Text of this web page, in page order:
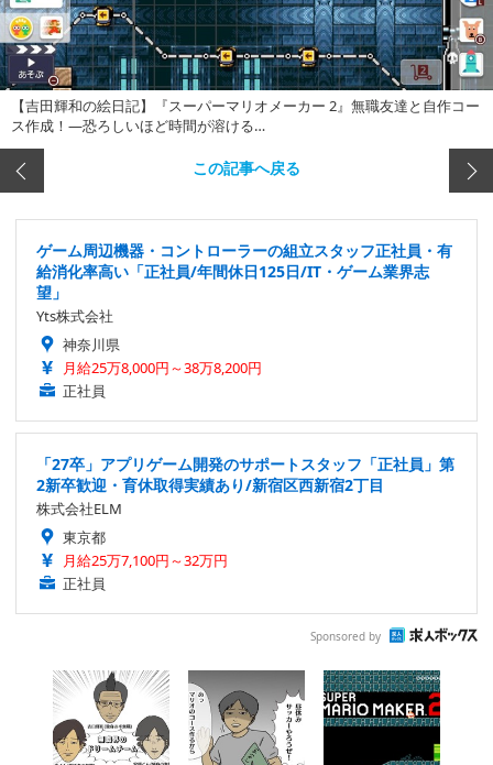
【吉田輝和の絵日記】『スーパーマリオメーカー 2』無職友達と自作コー
ス作成！―恐ろしいほど時間が溶ける…
この記事へ戻る
ゲーム周辺機器・コントローラーの組立スタッフ正社員・有
給消化率高い「正社員/年間休日125日/IT・ゲーム業界志
望」
Yts株式会社
神奈川県
月給25万8,000円～38万8,200円
正社員
「27卒」アプリゲーム開発のサポートスタッフ「正社員」第
2新卒歓迎・育休取得実績あり/新宿区西新宿2丁目
株式会社ELM
東京都
月給25万7,100円～32万円
正社員
Sponsored by